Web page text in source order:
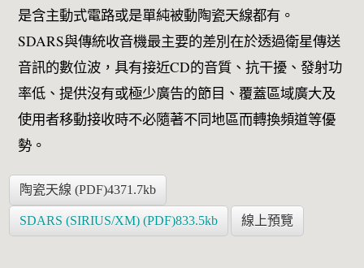
是含主動式電路或是單純被動陶瓷天線都有。
SDARS與傳統收音機最主要的差別在於透過衛星傳送
音訊的數位波，具有接近CD的音質、抗干擾、發射功
率低、提供沒有或極少廣告的節目、覆蓋區域廣大及
使用者移動接收時不必隨著不同地區而轉換頻道等優
勢。
陶瓷天線 (PDF)4371.7kb
SDARS (SIRIUS/XM) (PDF)833.5kb 線上預覽